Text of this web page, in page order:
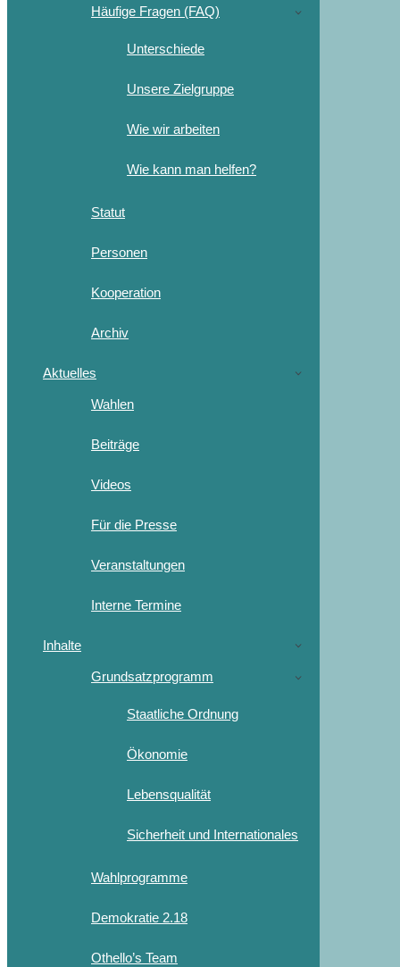
Häufige Fragen (FAQ)
Unterschiede
Unsere Zielgruppe
Wie wir arbeiten
Wie kann man helfen?
Statut
Personen
Kooperation
Archiv
Aktuelles
Wahlen
Beiträge
Videos
Für die Presse
Veranstaltungen
Interne Termine
Inhalte
Grundsatzprogramm
Staatliche Ordnung
Ökonomie
Lebensqualität
Sicherheit und Internationales
Wahlprogramme
Demokratie 2.18
Othello’s Team